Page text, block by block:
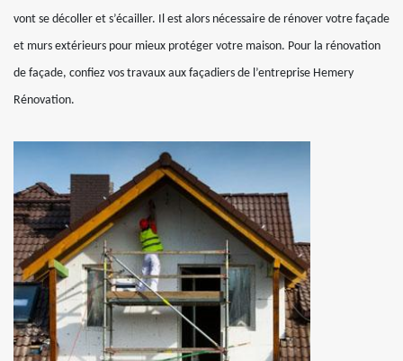
vont se décoller et s’écailler. Il est alors nécessaire de rénover votre façade
et murs extérieurs pour mieux protéger votre maison. Pour la rénovation
de façade, confiez vos travaux aux façadiers de l’entreprise Hemery
Rénovation.